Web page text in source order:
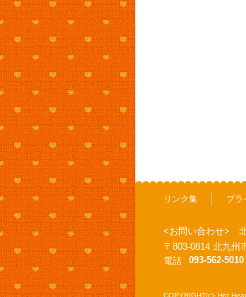
リンク集 プラ
<お問い合わせ>
〒803-0814 北九
電話
093-562-5010
COPYRIGHT(c)- Hot